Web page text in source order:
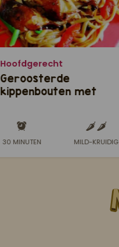
Hoofdgerecht
Geroosterde
kippenbouten met
30 MINUTEN MILD-KRUIDIG